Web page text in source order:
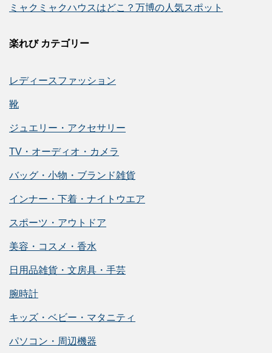
ミャクミャクハウスはどこ？万博の人気スポット
楽れび カテゴリー
レディースファッション
靴
ジュエリー・アクセサリー
TV・オーディオ・カメラ
バッグ・小物・ブランド雑貨
インナー・下着・ナイトウエア
スポーツ・アウトドア
美容・コスメ・香水
日用品雑貨・文房具・手芸
腕時計
キッズ・ベビー・マタニティ
パソコン・周辺機器